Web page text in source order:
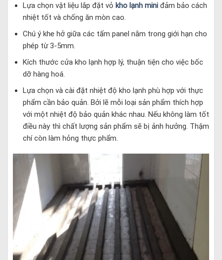
Lựa chọn vật liệu lắp đặt vỏ kho lạnh miniđảm bảo cách
nhiệt tốt và chống ăn mòn cao.
Chú ý khe hở giữa các tấm panel nằm trong giới hạn cho
phép từ 3-5mm.
Kích thước cửa kho lạnh hợp lý, thuận tiện cho việc bốc
dỡ hàng hoá.
Lựa chọn và cài đặt nhiệt độ kho lạnh phù hợp với thực
phẩm cần bảo quản. Bởi lẽ mỗi loại sản phẩm thích hợp
với một nhiệt độ bảo quản khác nhau. Nếu không làm tốt
điều này thì chất lượng sản phẩm sẽ bị ảnh hưởng. Thậm
chí còn làm hỏng thực phẩm.